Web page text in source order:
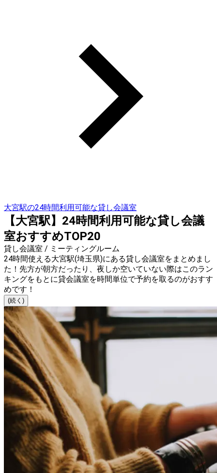
大宮駅の24時間利用可能な貸し会議室
【大宮駅】24時間利用可能な貸し会議
室おすすめTOP20
貸し会議室 / ミーティングルーム
24時間使える大宮駅(埼玉県)にある貸し会議室をまとめまし
た！先方が朝方だったり、夜しか空いていない際はこのラン
キングをもとに貸会議室を時間単位で予約を取るのがおすす
めです！
(続く)